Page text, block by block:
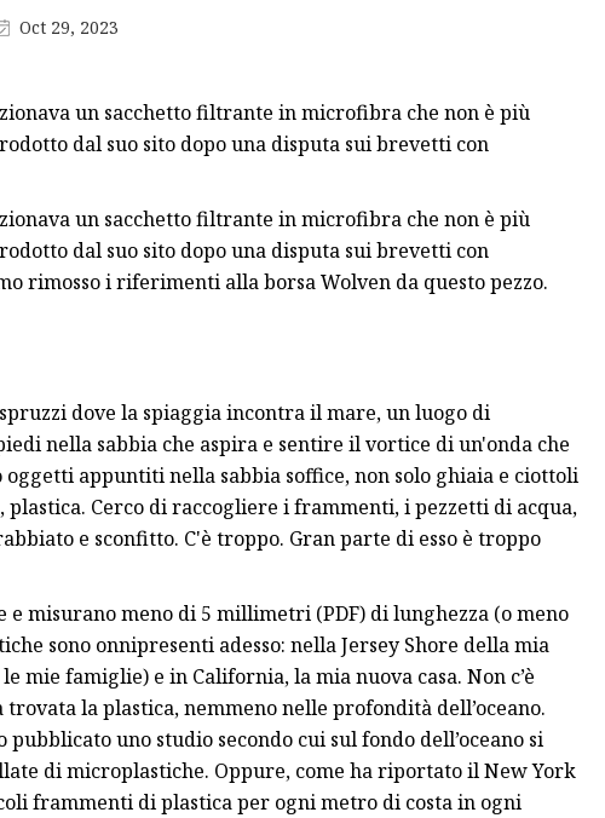
Oct 29, 2023
un sacchetto filtrante in microfibra che non è più
dal suo sito dopo una disputa sui brevetti con
un sacchetto filtrante in microfibra che non è più
dal suo sito dopo una disputa sui brevetti con
rimosso i riferimenti alla borsa Wolven da questo pezzo.
dove la spiaggia incontra il mare, un luogo di
nella sabbia che aspira e sentire il vortice di un'onda che
appuntiti nella sabbia soffice, non solo ghiaia e ciottoli
Cerco di raccogliere i frammenti, i pezzetti di acqua,
e sconfitto. C'è troppo. Gran parte di esso è troppo
misurano meno di 5 millimetri (PDF) di lunghezza (o meno
sono onnipresenti adesso: nella Jersey Shore della mia
mie famiglie) e in California, la mia nuova casa. Non c’è
la plastica, nemmeno nelle profondità dell’oceano.
uno studio secondo cui sul fondo dell’oceano si
di microplastiche. Oppure, come ha riportato il New York
frammenti di plastica per ogni metro di costa in ogni